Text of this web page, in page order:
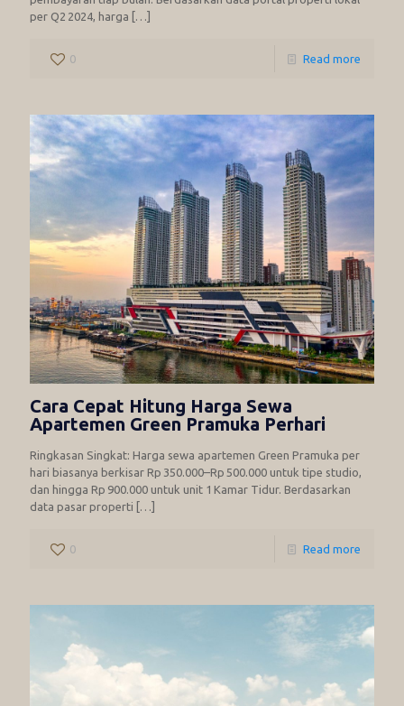
per Q2 2024, harga […]
0 Read more
Cara Cepat Hitung Harga Sewa
Apartemen Green Pramuka Perhari
Ringkasan Singkat: Harga sewa apartemen Green Pramuka per
hari biasanya berkisar Rp 350.000–Rp 500.000 untuk tipe studio,
dan hingga Rp 900.000 untuk unit 1 Kamar Tidur. Berdasarkan
data pasar properti […]
0 Read more